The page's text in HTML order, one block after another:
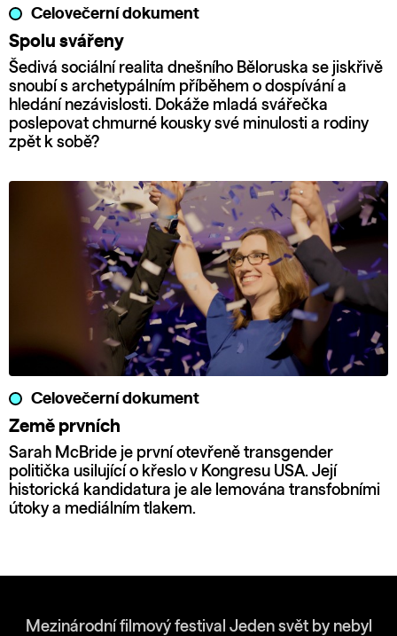
Celovečerní dokument
Spolu svářeny
Šedivá sociální realita dnešního Běloruska se jiskřivě
snoubí s archetypálním příběhem o dospívání a
hledání nezávislosti. Dokáže mladá svářečka
poslepovat chmurné kousky své minulosti a rodiny
zpět k sobě?
Celovečerní dokument
Země prvních
Sarah McBride je první otevřeně transgender
politička usilující o křeslo v Kongresu USA. Její
historická kandidatura je ale lemována transfobními
útoky a mediálním tlakem.
Mezinárodní filmový festival Jeden svět by nebyl